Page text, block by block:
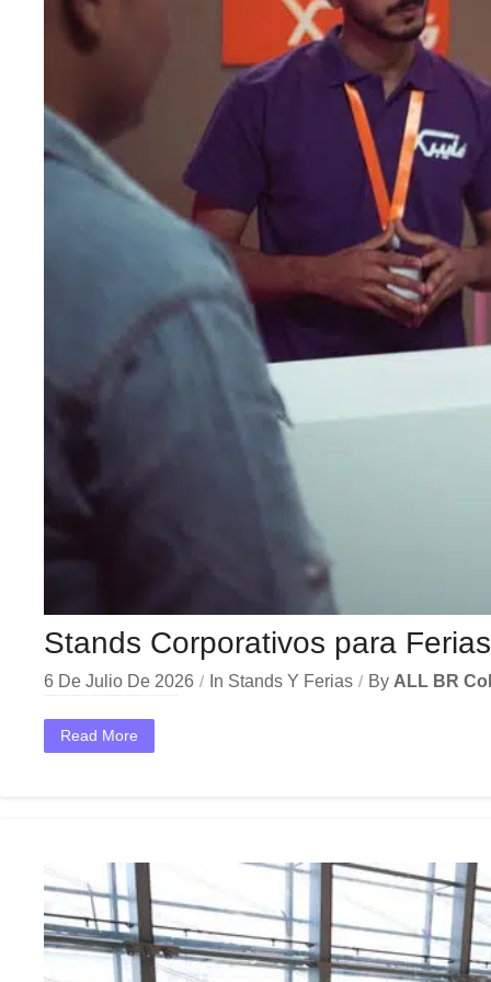
Stands Corporativos para
6 De Julio De 2026 In Stands Y Ferias By ALL BR
Read More